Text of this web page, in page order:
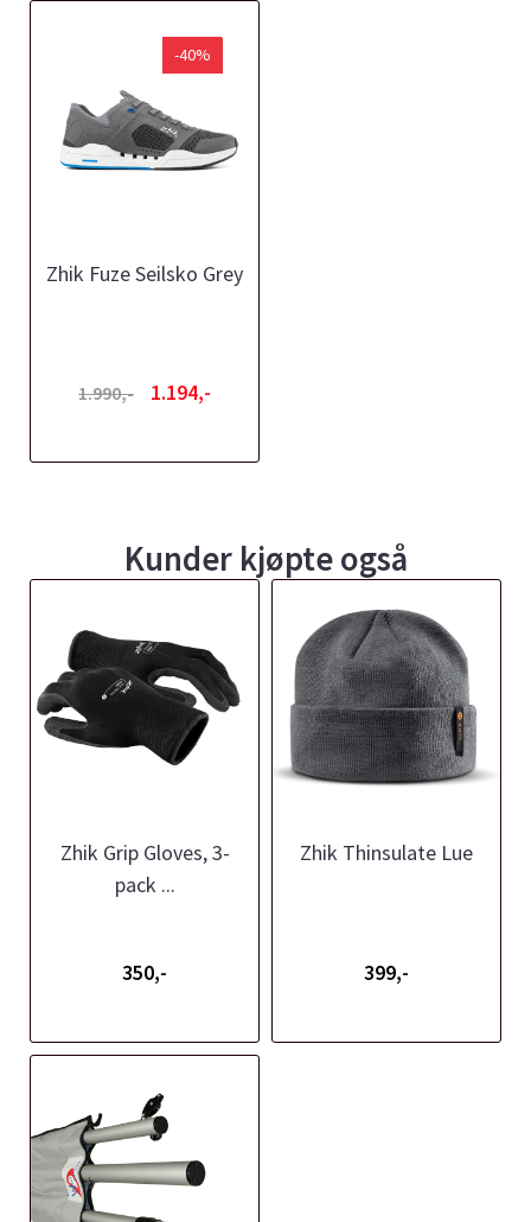
-40%
Zhik Fuze Seilsko Grey
1.990,- 1.194,-
Kunder kjøpte også
Zhik Grip Gloves, 3-
pack ...
350,-
Zhik Thinsulate Lue
399,-